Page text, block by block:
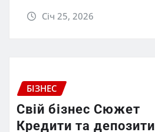
Січ 25, 2026
БІЗНЕС
Свій бізнес Сюжет
Кредити та депозити